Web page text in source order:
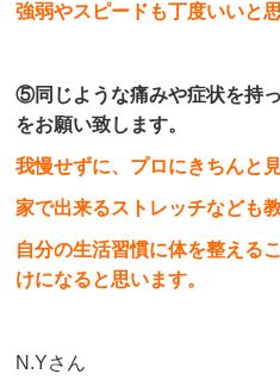
強弱やスピードも丁度いいと思
⑤同じような痛みや症状を持
をお願い致します。
我慢せずに、プロにきちんと
家で出来るストレッチなども
自分の生活習慣に体を整える
けになると思います。
N.Yさん